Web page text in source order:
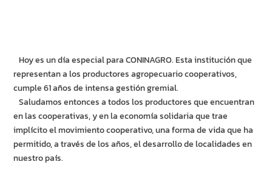
Hoy es un día especial para CONINAGRO. Esta institución que
representan a los productores agropecuario cooperativos,
cumple 61 años de intensa gestión gremial.
Saludamos entonces a todos los productores que encuentran
en las cooperativas, y en la economía solidaria que trae
implícito el movimiento cooperativo, una forma de vida que ha
permitido, a través de los años, el desarrollo de localidades en
nuestro país.